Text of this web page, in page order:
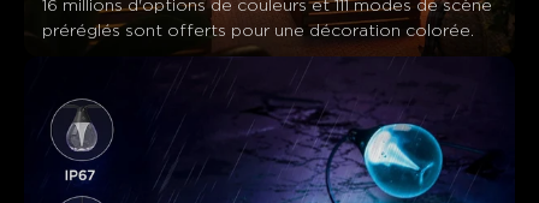
16 millions d'options de couleurs et 111 modes de scène
préréglés sont offerts pour une décoration colorée.
Les clients mentionnentPositifNégatif